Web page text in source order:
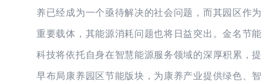
养已经成为一个亟待解决的社会问题，而其园区作为
重要载体，其能源消耗问题也将日益突出。金名节能
科技将依托自身在智慧能源服务领域的深厚积累，提
早布局康养园区节能版块，为康养产业提供绿色、智